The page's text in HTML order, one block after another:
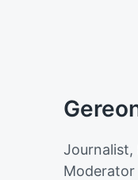
Journalist,
Moderator